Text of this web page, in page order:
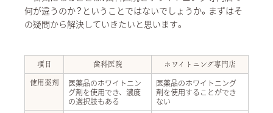
何が違うのか？ということではないでしょうか。まずはそ
の疑問から解決していきたいと思います。
項目 歯科医院 ホワイトニング専門店
使用薬剤
医薬品のホワイトニン
グ剤を使用でき、濃度
の選択肢もある
医薬品のホワイトニング
剤を使用することができ
ない